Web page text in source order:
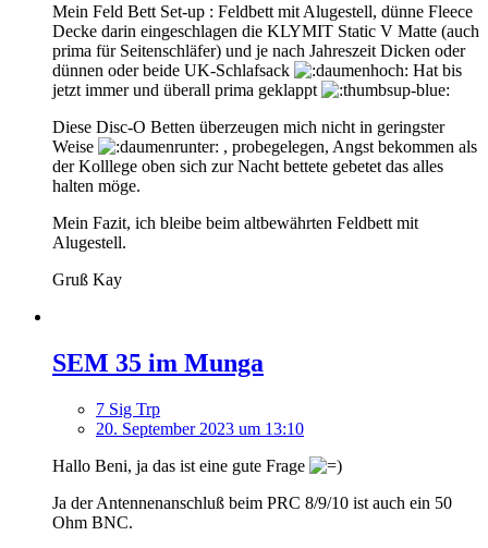
Mein Feld Bett Set-up : Feldbett mit Alugestell, dünne Fleece
Decke darin eingeschlagen die KLYMIT Static V Matte (auch
prima für Seitenschläfer) und je nach Jahreszeit Dicken oder
dünnen oder beide UK-Schlafsack
Hat bis
jetzt immer und überall prima geklappt
Diese Disc-O Betten überzeugen mich nicht in geringster
Weise
, probegelegen, Angst bekommen als
der Kolllege oben sich zur Nacht bettete gebetet das alles
halten möge.
Mein Fazit, ich bleibe beim altbewährten Feldbett mit
Alugestell.
Gruß Kay
SEM 35 im Munga
7 Sig Trp
20. September 2023 um 13:10
Hallo Beni, ja das ist eine gute Frage
Ja der Antennenanschluß beim PRC 8/9/10 ist auch ein 50
Ohm BNC.